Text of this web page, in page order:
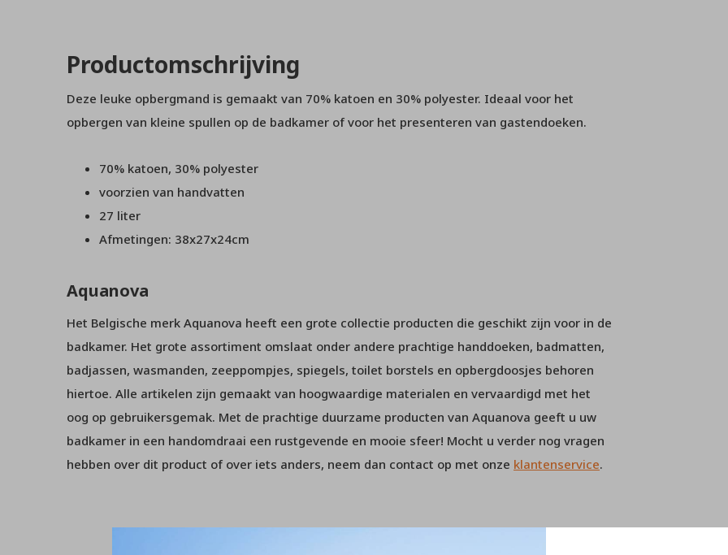
Productomschrijving
Deze leuke opbergmand is gemaakt van 70% katoen en 30% polyester. Ideaal voor het
opbergen van kleine spullen op de badkamer of voor het presenteren van gastendoeken.
70% katoen, 30% polyester
voorzien van handvatten
27 liter
Afmetingen: 38x27x24cm
Aquanova
Het Belgische merk Aquanova heeft een grote collectie producten die geschikt zijn voor in de
badkamer. Het grote assortiment omslaat onder andere prachtige handdoeken, badmatten,
badjassen, wasmanden, zeeppompjes, spiegels, toilet borstels en opbergdoosjes behoren
hiertoe. Alle artikelen zijn gemaakt van hoogwaardige materialen en vervaardigd met het
oog op gebruikersgemak. Met de prachtige duurzame producten van Aquanova geeft u uw
badkamer in een handomdraai een rustgevende en mooie sfeer! Mocht u verder nog vragen
hebben over dit product of over iets anders, neem dan contact op met onze klantenservice.